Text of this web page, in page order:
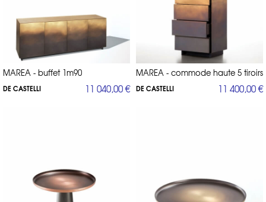
MAREA - buffet 1m90
DE CASTELLI 11 040,00 €
MAREA - commode haute 5 tiroirs
DE CASTELLI 11 400,00 €